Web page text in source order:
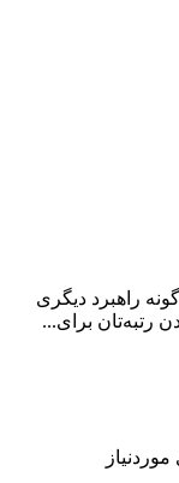
راهبرد دیگری
رتبه‌تان برای...